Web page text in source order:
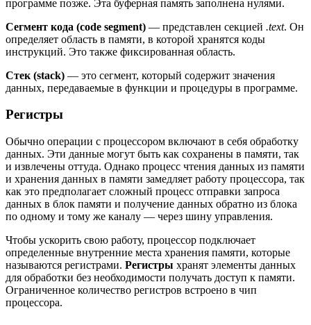
программе позже. Эта буферная память заполнена нулями.
Сегмент кода (code segment) — представлен секцией .text. Он
определяет область в памяти, в которой хранятся коды
инструкций. Это также фиксированная область.
Стек (stack) — это сегмент, который содержит значения
данных, передаваемые в функции и процедуры в программе.
Регистры
Обычно операции с процессором включают в себя обработку
данных. Эти данные могут быть как сохранены в памяти, так
и извлечены оттуда. Однако процесс чтения данных из памяти
и хранения данных в памяти замедляет работу процессора, так
как это предполагает сложный процесс отправки запроса
данных в блок памяти и получение данных обратно из блока
по одному и тому же каналу — через шину управления.
Чтобы ускорить свою работу, процессор подключает
определенные внутренние места хранения памяти, которые
называются регистрами. Регистры хранят элементы данных
для обработки без необходимости получать доступ к памяти.
Ограниченное количество регистров встроено в чип
процессора.